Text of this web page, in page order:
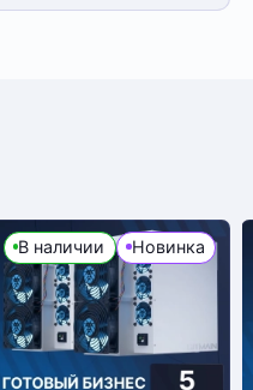
В наличии Новинка